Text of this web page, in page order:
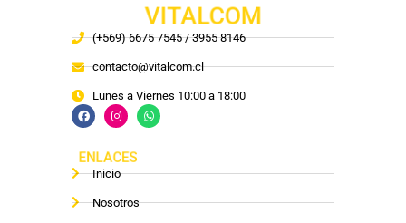
VITALCOM
(+569) 6675 7545 / 3955 8146
contacto@vitalcom.cl
Lunes a Viernes 10:00 a 18:00
ENLACES
Inicio
Nosotros